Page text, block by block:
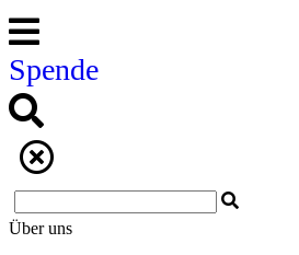
Spende
Über uns